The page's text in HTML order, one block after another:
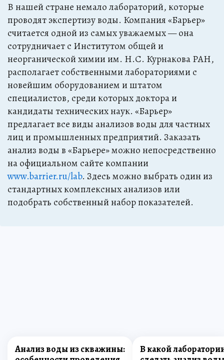
В нашей стране немало лабораторий, которые
проводят экспертизу воды. Компания «Барьер»
считается одной из самых уважаемых — она
сотрудничает с Институтом общей и
неорганической химии им. Н.С. Курнакова РАН,
располагает собственными лабораториями с
новейшим оборудованием и штатом
специалистов, среди которых доктора и
кандидаты технических наук. «Барьер»
предлагает все виды анализов воды для частных
лиц и промышленных предприятий. Заказать
анализ воды в «Барьере» можно непосредственно
на официальном сайте компании
www.barrier.ru/lab. Здесь можно выбрать один из
стандартных комплексных анализов или
подобрать собственный набор показателей.
Анализ воды из скважины:
В какой